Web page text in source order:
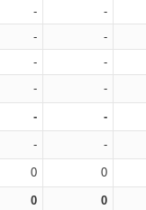
- -
- -
- -
- -
- -
- -
0 0
0 0